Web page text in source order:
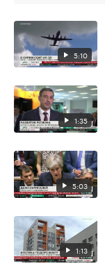
5:10
1:35
5:03
1:13